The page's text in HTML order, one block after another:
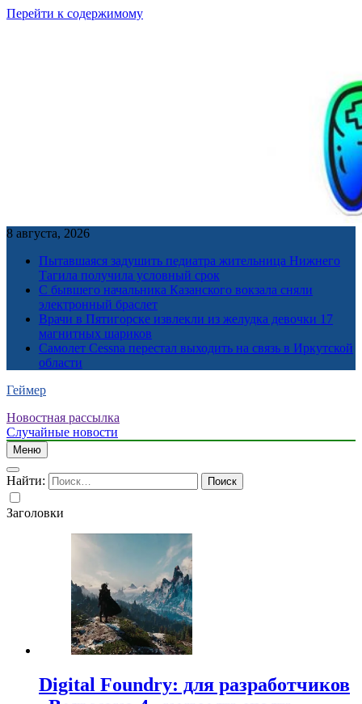
Перейти к содержимому
8 августа, 2026
Пытавшаяся задушить педиатра жительница Нижнего
Тагила получила условный срок
С бывшего начальника Казанского вокзала сняли
электронный браслет
Врачи в Пятигорске извлекли из желудка девочки 17
магнитных шариков
Самолет Cessna перестал выходить на связь в Иркутской
области
Геймер
Новостная рассылка
Случайные новости
Меню
Найти:
Заголовки
Digital Foundry: для разработчиков